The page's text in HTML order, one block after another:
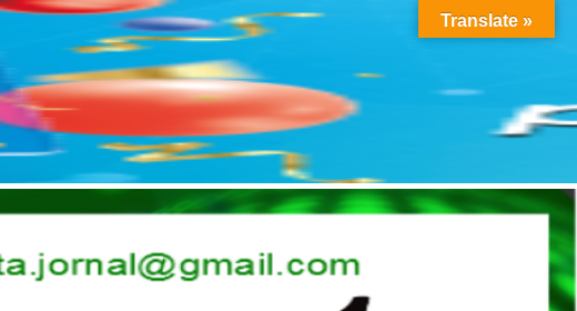
Translate »